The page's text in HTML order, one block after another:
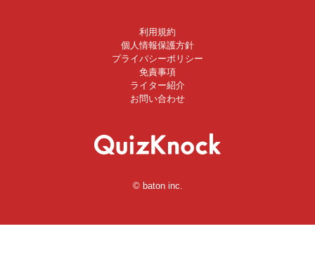
利用規約
個人情報保護方針
プライバシーポリシー
免責事項
ライター紹介
お問い合わせ
© baton inc.